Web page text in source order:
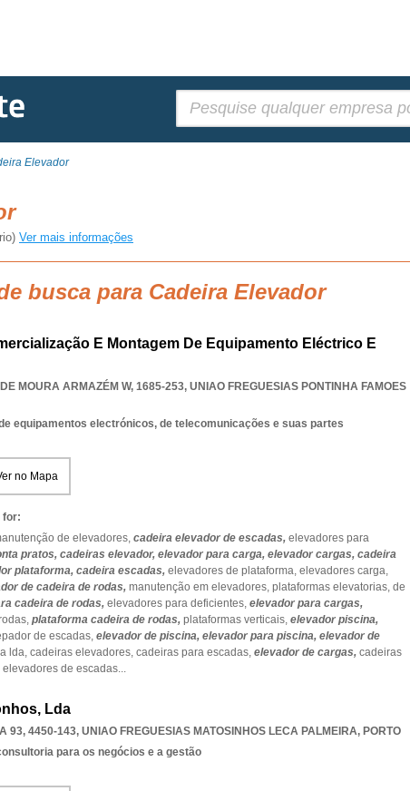
Elevador
Ver mais informações
busca para Cadeira Elevador
E Montagem De Equipamento Eléctrico E
MOURA ARMAZÉM W, 1685-253, UNIAO FREGUESIAS PONTINHA FAMOES
equipamentos electrónicos, de telecomunicações e suas partes
no Mapa
for:
de elevadores, cadeira elevador de escadas, elevadores para
pratos, cadeiras elevador, elevador para carga, elevador cargas, cadeira
plataforma, cadeira escadas, elevadores de plataforma, elevadores carga,
de cadeira de rodas, manutenção em elevadores, plataformas elevatorias, de
cadeira de rodas, elevadores para deficientes, elevador para cargas,
plataforma cadeira de rodas, plataformas verticais, elevador piscina,
de escadas, elevador de piscina, elevador para piscina, elevador de
lda, cadeiras elevadores, cadeiras para escadas, elevador de cargas, cadeiras
elevadores de escadas...
Lda
93, 4450-143, UNIAO FREGUESIAS MATOSINHOS LECA PALMEIRA, PORTO
para os negócios e a gestão